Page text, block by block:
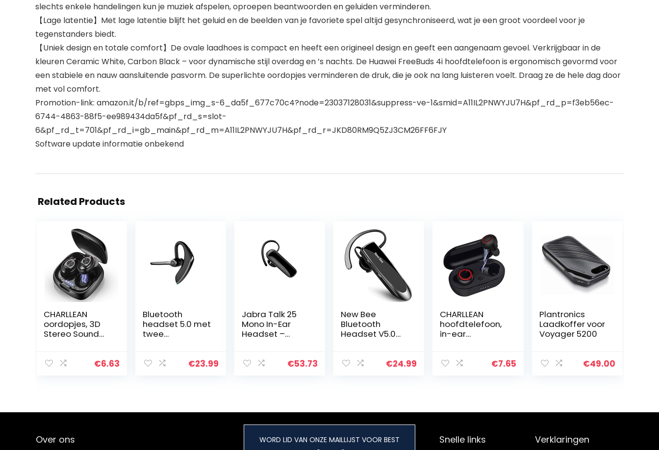
slechts enkele handelingen kun je muziek afspelen, oproepen beantwoorden en geluiden verminderen.
【Lage latentie】Met lage latentie blijft het geluid en de beelden van je favoriete spel altijd gesynchroniseerd, wat je een groot voordeel voor je
tegenstanders biedt.
【Uniek design en totale comfort】De ovale laadhoes is compact en heeft een origineel design en geeft een aangenaam gevoel. Verkrijgbaar in de
kleuren Ceramic White, Carbon Black – voor dynamische stijl overdag en ’s nachts. De Huawei FreeBuds 4i hoofdtelefoon is ergonomisch gevormd voor
een stabiele en nauw aansluitende pasvorm. De superlichte oordopjes verminderen de druk, die je ook na lang luisteren voelt. Draag ze de hele dag door
met vol comfort.
Promotion-link: amazon.it/b/ref=gbps_img_s-6_da5f_677c70c4?node=23037128031&suppress-ve-1&smid=A11IL2PNWYJU7H&pf_rd_p=f3eb56ec-
6744-4863-88f5-ee989434da5f&pf_rd_s=slot-
6&pf_rd_t=701&pf_rd_i=gb_main&pf_rd_m=A11IL2PNWYJU7H&pf_rd_r=JKD80RM9Q5ZJ3CM26FF6FJY
Software update informatie onbekend
Related Products
CHARLLEAN
oordopjes, 3D
Stereo Sound
met 70 g Super
€6.63
Bluetooth
headset 5.0 met
twee
handsfree
spraakgesprek,
€23.99
Jabra Talk 25
Mono In-Ear
Headset –
Gps-
Mobiele
Apparaten –
€53.73
New Bee
Bluetooth
Headset V5.0
Headset met
Bluetooth
Headset voor
Huawei Sony etc
€24.99
CHARLLEAN
hoofdtelefoon,
in-ear
oon, IPX7
€7.65
Plantronics
Laadkoffer voor
Voyager 5200
€49.00
Over ons WORD LID VAN ONZE MAILLIJST VOOR BEST Snelle links Verklaringen